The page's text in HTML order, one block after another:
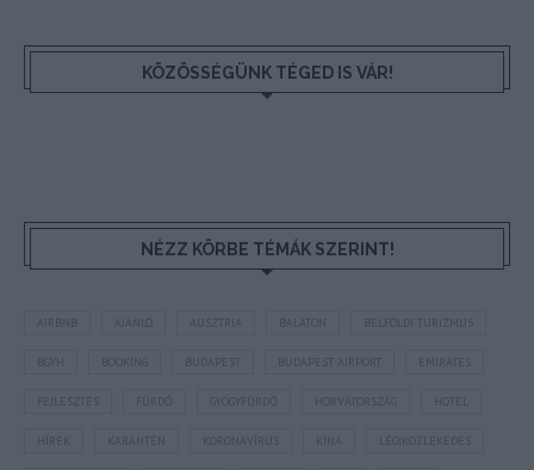
KÖZÖSSÉGÜNK TÉGED IS VÁR!
NÉZZ KÖRBE TÉMÁK SZERINT!
AUSZTRIA BALATON BELFÖLDI TURIZMUS
BUDAPEST BUDAPEST AIRPORT EMIRATES
FEJLESZTÉS HORVÁTORSZÁG HOTEL
KARANTÉN